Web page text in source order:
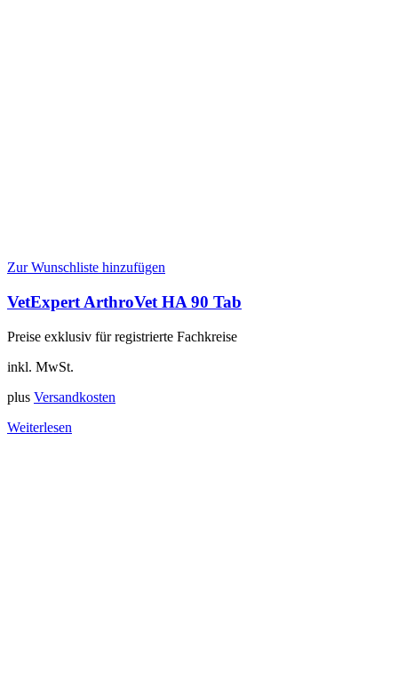
Zur Wunschliste hinzufügen
VetExpert ArthroVet HA 90 Tab
Preise exklusiv für registrierte Fachkreise
inkl. MwSt.
plus Versandkosten
Weiterlesen